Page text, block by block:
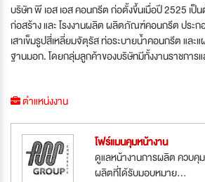
บริษัท พี เอส เอส คอนกรีต ก่อตั้งขึ้นเมื่อปี 2525 เป็
ก่อสร้าง และ โรงงานผลิต ผลิตภัณฑ์คอนกรีต ประก
เสาเข็มรูปสี่เหลี่ยมจัตุรัส ท่อระบายน้ำคอนกรีต แล
ฐานมอก. โดยกลุ่มลูกค้าของบริษัทมีทั้งงานราชการแ
ตำแหน่งงาน
โฟร์แมนคุมหน้างาน
ดูแลหน้างานการผลิต ควบคุ
ผลิตที่ได้รับมอบหมาย...